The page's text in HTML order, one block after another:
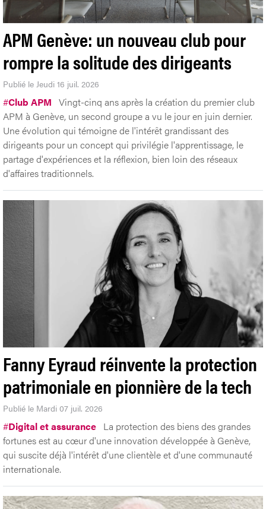
APM Genève: un nouveau club pour
rompre la solitude des dirigeants
Publié le Jeudi 16 juil. 2026
#Club APM Vingt-cinq ans après la création du premier club
APM à Genève, un second groupe a vu le jour en juin dernier.
Une évolution qui témoigne de l'intérêt grandissant des
dirigeants pour un concept qui privilégie l'apprentissage, le
partage d'expériences et la réflexion, bien loin des réseaux
d'affaires traditionnels.
Fanny Eyraud réinvente la protection
patrimoniale en pionnière de la tech
Publié le Mardi 07 juil. 2026
#Digital et assurance La protection des biens des grandes
fortunes est au cœur d'une innovation développée à Genève,
qui suscite déjà l'intérêt d'une clientèle et d'une communauté
internationale.